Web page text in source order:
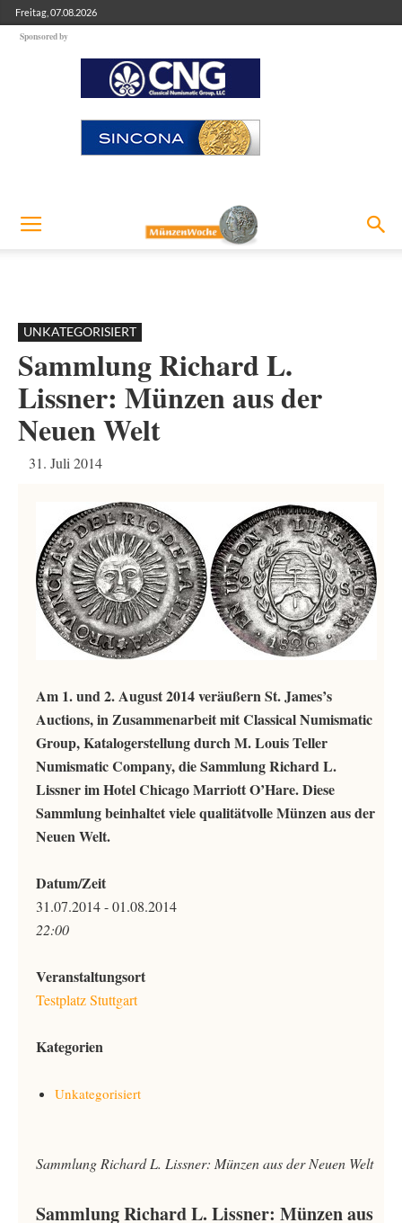
Freitag, 07.08.2026
Sponsored by
UNKATEGORISIERT
Sammlung Richard L.
Lissner: Münzen aus der
Neuen Welt
31. Juli 2014
Am 1. und 2. August 2014 veräußern St. James’s
Auctions, in Zusammenarbeit mit Classical Numismatic
Group, Katalogerstellung durch M. Louis Teller
Numismatic Company, die Sammlung Richard L.
Lissner im Hotel Chicago Marriott O’Hare. Diese
Sammlung beinhaltet viele qualitätvolle Münzen aus der
Neuen Welt.
Datum/Zeit
31.07.2014 - 01.08.2014
22:00
Veranstaltungsort
Testplatz Stuttgart
Kategorien
Unkategorisiert
Sammlung Richard L. Lissner: Münzen aus der Neuen Welt
Sammlung Richard L. Lissner: Münzen aus